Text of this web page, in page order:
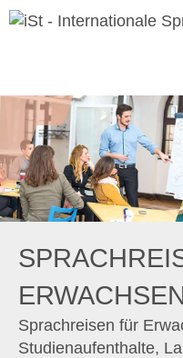
Sprachreisen für
Studienaufenthalte,